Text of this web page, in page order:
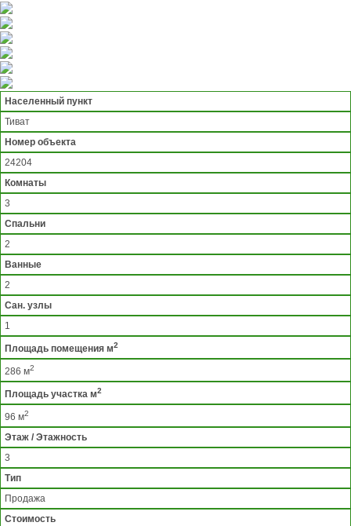
Населенный пункт
Тиват
Номер объекта
24204
Комнаты
3
Спальни
2
Ванные
2
Сан. узлы
1
Площадь помещения м2
286 м2
Площадь участка м2
96 м2
Этаж / Этажность
3
Тип
Продажа
Стоимость